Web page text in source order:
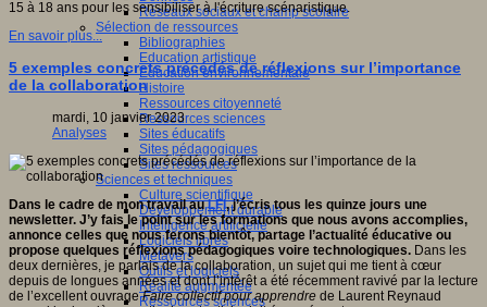
Réseaux sociaux et champ scolaire
Sélection de ressources
Bibliographies
Education artistique
Education environnementale
Histoire
Ressources citoyenneté
Ressources sciences
Sites éducatifs
Sites pédagogiques
Sites ressources
Sciences et techniques
Culture scientifique
Développement durable
Intelligence artificielle
Logiciels libres
Métavers
Outils et logiciels
Réalité augmentée
Ressources sciences
15 à 18 ans pour les sensibiliser à l'écriture scénaristique.
En savoir plus...
5 exemples concrets précédés de réflexions sur l’importance
de la collaboration
mardi, 10 janvier 2023
Analyses
Dans le cadre de mon travail auLFI, j’écris tous les quinze jours une
newsletter. J’y fais le point sur les formations que nous avons accomplies,
annonce celles que nous ferons bientôt, partage l’actualité éducative ou
propose quelques réflexions pédagogiques voire technologiques. Dans les
deux dernières, je parlais de la collaboration, un sujet qui me tient à cœur
depuis de longues années et dont l’intérêt a été récemment ravivé par la lecture
de l’excellent ouvrageFaire collectif pour apprendre de Laurent Reynaud